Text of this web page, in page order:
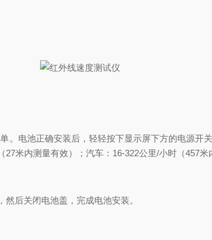
电池正确安装后，轻轻按下显示屏下方的电源开
米内测量有效）；汽车：16-322公里/小时（457米
后关闭电池盖，完成电池安装。